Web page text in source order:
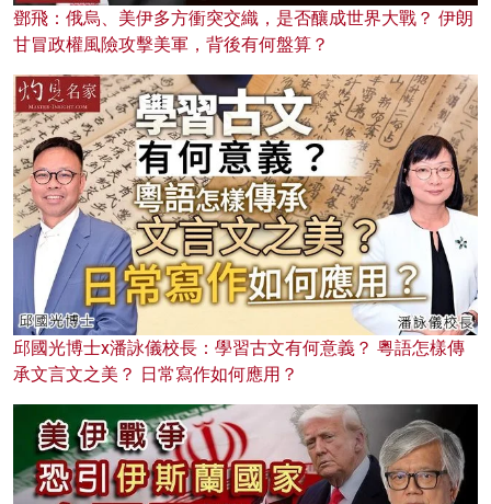
鄧飛：俄烏、美伊多方衝突交織，是否釀成世界大戰？ 伊朗
甘冒政權風險攻擊美軍，背後有何盤算？
邱國光博士x潘詠儀校長：學習古文有何意義？ 粵語怎樣傳
承文言文之美？ 日常寫作如何應用？